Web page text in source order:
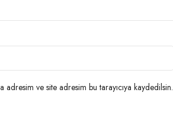
adresim ve site adresim bu tarayıcıya kaydedilsin.